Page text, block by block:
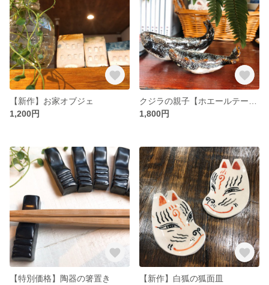
【新作】お家オブジェ
1,200円
1,800円
【特別価格】陶器の箸置き
【新作】白狐の狐面皿